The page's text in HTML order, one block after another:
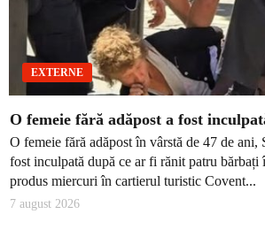
EXTERNE
O femeie fără adăpost a fost
O femeie fără adăpost în vârstă de 47 de ani,
fost inculpată după ce ar fi rănit patru
produs miercuri în cartierul turistic Covent...
7 august 2026